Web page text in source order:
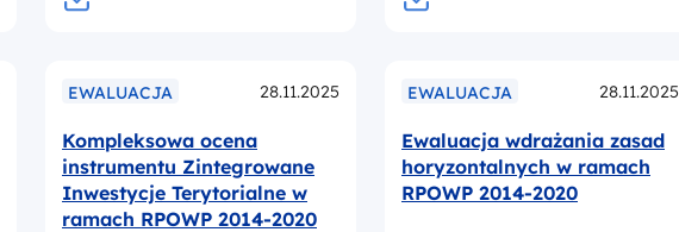
EWALUACJA 28.11.2025
Kompleksowa ocena
instrumentu Zintegrowane
Inwestycje Terytorialne w
ramach RPOWP 2014-2020
EWALUACJA 28.11.2025
Ewaluacja wdrażania zasad
horyzontalnych w ramach
RPOWP 2014-2020